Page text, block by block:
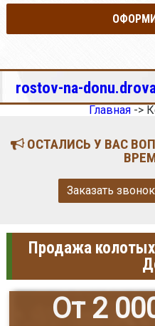
rostov-na-
Главная ->
ОСТАЛИСЬ У ВАС
Заказать звонок
Продажа
От 2